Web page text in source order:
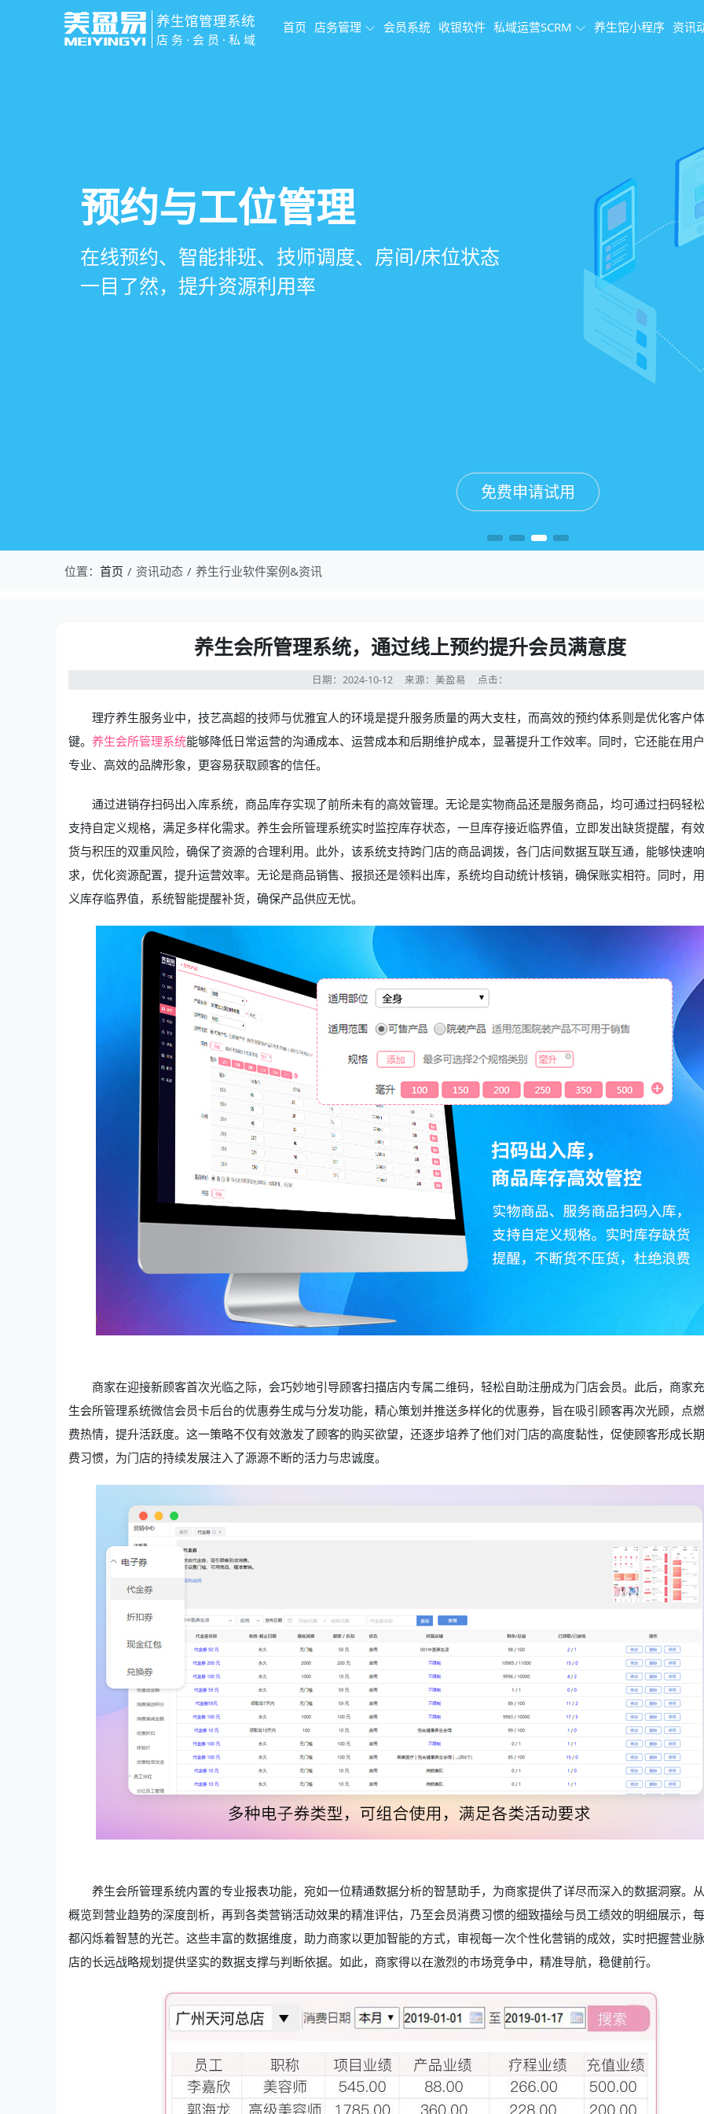
养生馆管理系统
店务·会员·私域
首页 店务管理 会员系统 收银软件 私域运营SCRM 养生馆小程序 资讯
智慧养生馆管理系统
一站式解决养生馆预约、服务、会员、财务、营
销全流程数字化管理
免费申请试用
会员营销&锁客
会员积分、套餐定制、精准营销、客户关怀，提
升复购率与客单价
免费申请试用
预约与工位管理
在线预约、智能排班、技师调度、房间/床位状态
一目了然，提升资源利用率
免费申请试用
健康档案与效果追踪
客户体质记录、服务方案执行、效果对比，数据
化展示服务价值
免费申请试用
位置： 首页 资讯动态 养生行业软件案例&资讯
养生会所管理系统，通过线上预约提升会员满意度
日期：2024-10-12 来源：美盈易 点击：
理疗养生服务业中，技艺高超的技师与优雅宜人的环境是提升服务质量的两大支柱，而高效的预约体系则是优化客户
键。 养生会所管理系统能够降低日常运营的沟通成本、运营成本和后期维护成本，显著提升工作效率。同时，它还能在用
专业、高效的品牌形象，更容易获取顾客的信任。
通过进销存扫码出入库系统，商品库存实现了前所未有的高效管理。无论是实物商品还是服务商品，均可通过扫码轻
支持自定义规格，满足多样化需求。养生会所管理系统实时监控库存状态，一旦库存接近临界值，立即发出缺货提醒，有
货与积压的双重风险，确保了资源的合理利用。此外，该系统支持跨门店的商品调拨，各门店间数据互联互通，能够快速
求，优化资源配置，提升运营效率。无论是商品销售、报损还是领料出库，系统均自动统计核销，确保账实相符。同时，
义库存临界值，系统智能提醒补货，确保产品供应无忧。
商家在迎接新顾客首次光临之际，会巧妙地引导顾客扫描店内专属二维码，轻松自助注册成为门店会员。此后，商家
生会所管理系统微信会员卡后台的优惠券生成与分发功能，精心策划并推送多样化的优惠券，旨在吸引顾客再次光顾，点
费热情，提升活跃度。这一策略不仅有效激发了顾客的购买欲望，还逐步培养了他们对门店的高度黏性，促使顾客形成长
费习惯，为门店的持续发展注入了源源不断的活力与忠诚度。
养生会所管理系统内置的专业报表功能，宛如一位精通数据分析的智慧助手，为商家提供了详尽而深入的数据洞察。
概览到营业趋势的深度剖析，再到各类营销活动效果的精准评估，乃至会员消费习惯的细致描绘与员工绩效的明细展示，
都闪烁着智慧的光芒。这些丰富的数据维度，助力商家以更加智能的方式，审视每一次个性化营销的成效，实时把握营业
店的长远战略规划提供坚实的数据支撑与判断依据。如此，商家得以在激烈的市场竞争中，精准导航，稳健前行。